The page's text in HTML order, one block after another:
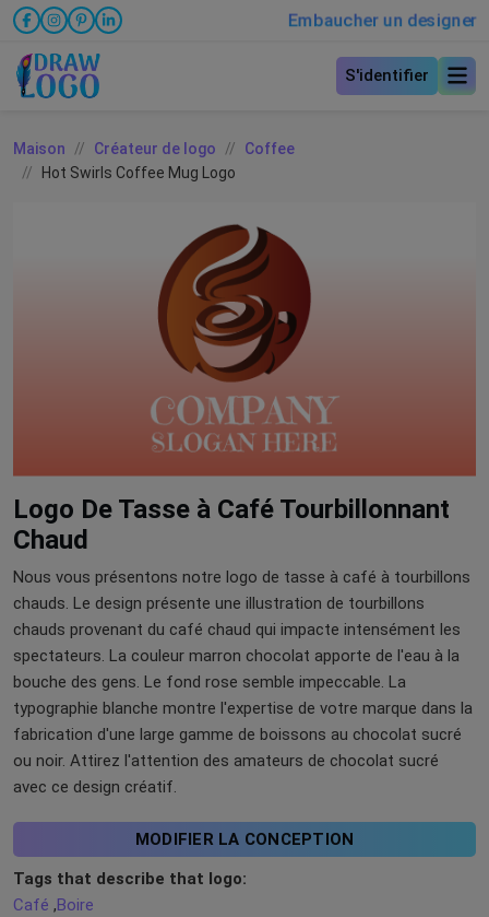
Embaucher un designer
S'identifier
Maison Créateur de logo
Coffee
Hot Swirls Coffee Mug Logo
Logo De Tasse à Café Tourbillonnant
Chaud
Nous vous présentons notre logo de tasse à café à tourbillons
chauds. Le design présente une illustration de tourbillons
chauds provenant du café chaud qui impacte intensément les
spectateurs. La couleur marron chocolat apporte de l'eau à la
bouche des gens. Le fond rose semble impeccable. La
typographie blanche montre l'expertise de votre marque dans la
fabrication d'une large gamme de boissons au chocolat sucré
ou noir. Attirez l'attention des amateurs de chocolat sucré
avec ce design créatif.
MODIFIER LA CONCEPTION
Tags that describe that logo:
Café ,Boire